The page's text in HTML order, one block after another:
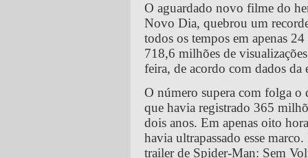
O aguardado novo filme do
Novo Dia, quebrou um
todos os tempos em apenas
718,6 milhões de
feira, de acordo com dados da
O número supera com folga
que havia registrado 365
dois anos. Em apenas oito
havia ultrapassado esse
trailer de Spider-Man: Sem